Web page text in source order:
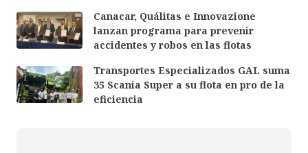
Canacar, Quálitas e Innovazione
lanzan programa para prevenir
accidentes y robos en las flotas
Transportes Especializados GAL suma
35 Scania Super a su flota en pro de la
eficiencia